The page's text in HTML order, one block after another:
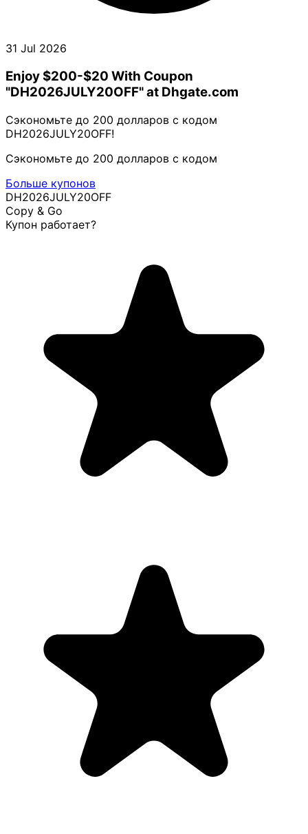
31 Jul 2026
Enjoy $200-$20 With Coupon
"DH2026JULY20OFF" at Dhgate.com
Сэкономьте до 200 долларов с кодом
DH2026JULY20OFF!
Сэкономьте до 200 долларов с кодом
Больше купонов
DH2026JULY20OFF
Copy & Go
Купон работает?